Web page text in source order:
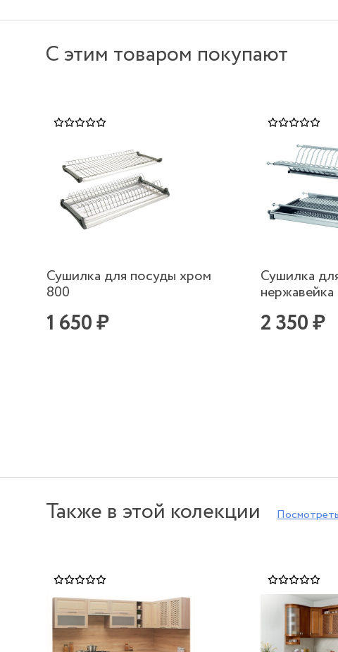
С этим товаром покупают
Сушилка для посуды хром
800
1 650 ₽
Сушилка
нержавейка
2 350 ₽
Также в этой колекции